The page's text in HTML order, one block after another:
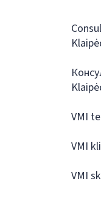
VMI
VMI
VMI